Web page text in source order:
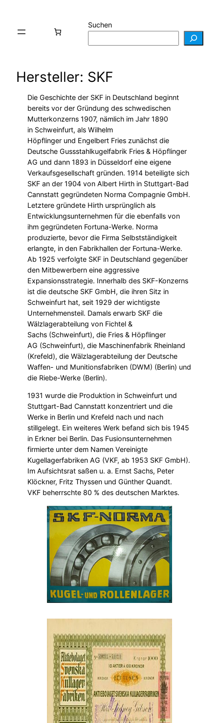
Suchen
Hersteller: SKF
Die Geschichte der SKF in Deutschland beginnt
bereits vor der Gründung des schwedischen
Mutterkonzerns 1907, nämlich im Jahr 1890
in Schweinfurt, als Wilhelm
Höpflinger und Engelbert Fries zunächst die
Deutsche Gussstahlkugelfabrik Fries & Höpflinger
AG und dann 1893 in Düsseldorf eine eigene
Verkaufsgesellschaft gründen. 1914 beteiligte sich
SKF an der 1904 von Albert Hirth in Stuttgart-Bad
Cannstatt gegründeten Norma Compagnie GmbH.
Letztere gründete Hirth ursprünglich als
Entwicklungsunternehmen für die ebenfalls von
ihm gegründeten Fortuna-Werke. Norma
produzierte, bevor die Firma Selbstständigkeit
erlangte, in den Fabrikhallen der Fortuna-Werke.
Ab 1925 verfolgte SKF in Deutschland gegenüber
den Mitbewerbern eine aggressive
Expansionsstrategie. Innerhalb des SKF-Konzerns
ist die deutsche SKF GmbH, die ihren Sitz in
Schweinfurt hat, seit 1929 der wichtigste
Unternehmensteil. Damals erwarb SKF die
Wälzlagerabteilung von Fichtel &
Sachs (Schweinfurt), die Fries & Höpflinger
AG (Schweinfurt), die Maschinenfabrik Rheinland
(Krefeld), die Wälzlagerabteilung der Deutsche
Waffen- und Munitionsfabriken (DWM) (Berlin) und
die Riebe-Werke (Berlin).
1931 wurde die Produktion in Schweinfurt und
Stuttgart-Bad Cannstatt konzentriert und die
Werke in Berlin und Krefeld nach und nach
stillgelegt. Ein weiteres Werk befand sich bis 1945
in Erkner bei Berlin. Das Fusionsunternehmen
firmierte unter dem Namen Vereinigte
Kugellagerfabriken AG (VKF, ab 1953 SKF GmbH).
Im Aufsichtsrat saßen u. a. Ernst Sachs, Peter
Klöckner, Fritz Thyssen und Günther Quandt.
VKF beherrschte 80 % des deutschen Marktes.